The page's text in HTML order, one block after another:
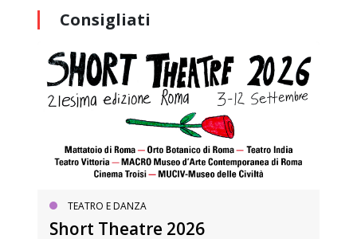
Consigliati
TEATRO E DANZA
Short Theatre 2026